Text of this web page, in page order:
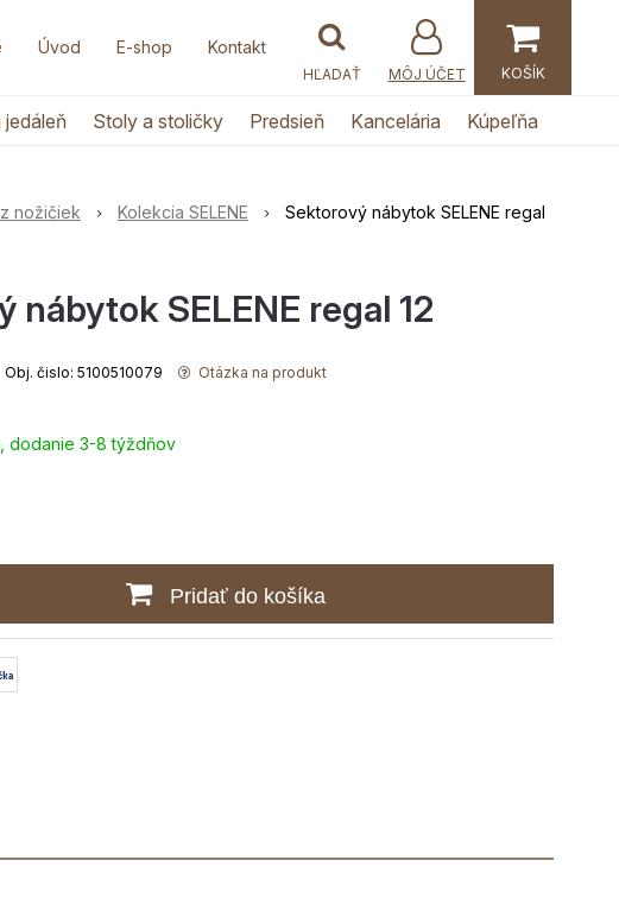
Úvod E-shop Kontakt
MÔJ ÚČET
jedáleň Stoly a stoličky Predsieň Kancelária Kúpeľňa
nožičiek Kolekcia SELENE
Sektorový nábytok SELENE regal
nábytok SELENE regal 12
Obj. čislo: 5100510079 Otázka na produkt
dodanie 3-8 týždňov
Pridať do košíka